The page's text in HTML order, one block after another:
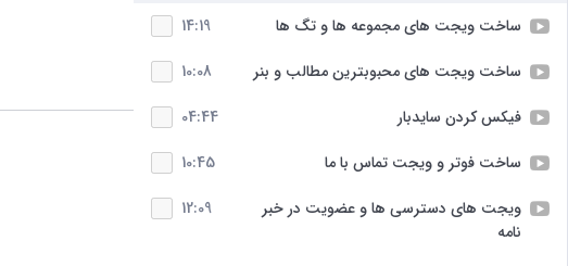
ساخت ویجت های مجموعه ها و تگ ها
14:19
ساخت ویجت های محبوبترین مطالب و بنر
10:08
فیکس کردن سایدبار
04:44
ساخت فوتر و ویجت تماس با ما
10:45
ویجت های دسترسی ها و عضویت در خبر
نامه
12:09